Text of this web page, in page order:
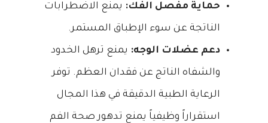
حماية مفصل الفك: يمنع الاضطرابات
الناتجة عن سوء الإطباق المستمر.
دعم عضلات الوجه: يمنع ترهل الخدود
والشفاه الناتج عن فقدان العظم. توفر
الرعاية الطبية الدقيقة في هذا المجال
استقراراً وظيفياً يمنع تدهور صحة الفم